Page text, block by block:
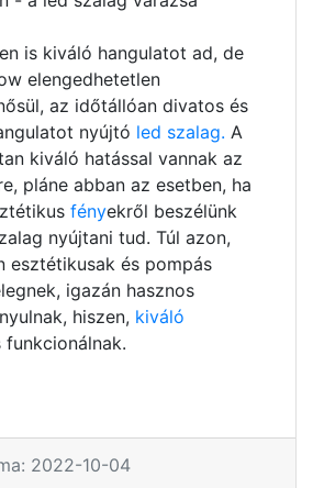
is kiváló hangulatot ad, de
elengedhetetlen
az időtállóan divatos és
nyújtó led szalag. A
kiváló hatással vannak az
pláne abban az esetben, ha
fényekről beszélünk
nyújtani tud. Túl azon,
esztétikusak és pompás
igazán hasznos
hiszen, kiváló
funkcionálnak.
2022-10-04